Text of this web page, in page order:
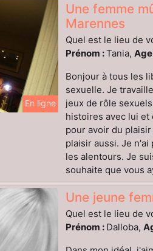
En ligne
Une femme
Marennes
Quel est le lieu de
Prénom :Tania,
Bonjour à tous les
sexuelle. Je
jeux de rôle
histoires avec lui et
pour avoir du
plaisir aussi. Je
les alentours. Je
souhaite que vous
Une jeune
Quel est le lieu de
Prénom : Dalloba,